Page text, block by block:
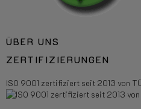
ÜBER UNS
ZERTIFIZIERUNGEN
ISO 9001 zertifiziert seit 2013 von